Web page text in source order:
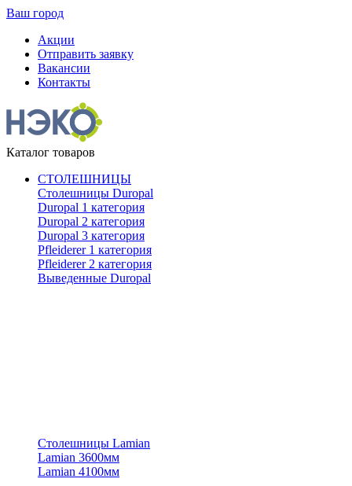
Ваш город
Акции
Отправить заявку
Вакансии
Контакты
Каталог товаров
СТОЛЕШНИЦЫ
Столешницы Duropal
Duropal 1 категория
Duropal 2 категория
Duropal 3 категория
Pfleiderer 1 категория
Pfleiderer 2 категория
Выведенные Duropal
Столешницы Lamian
Lamian 3600мм
Lamian 4100мм